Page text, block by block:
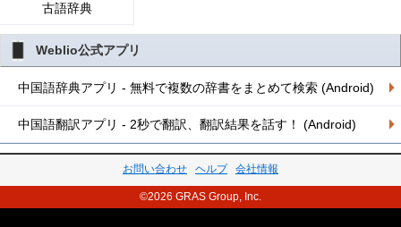
古語辞典
Weblio公式アプリ
中国語辞典アプリ - 無料で複数の辞書をまとめて検索 (Android)
中国語翻訳アプリ - 2秒で翻訳、翻訳結果を話す！ (Android)
お問い合わせ ヘルプ 会社情報
©2026 GRAS Group, Inc.